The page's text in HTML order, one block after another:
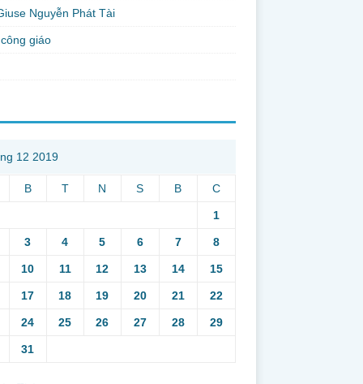
Nguyễn Phát Tài
giáo
12 2019
B T N S B C
1
3 4 5 6 7 8
10 11 12 13 14 15
17 18 19 20 21 22
24 25 26 27 28 29
31